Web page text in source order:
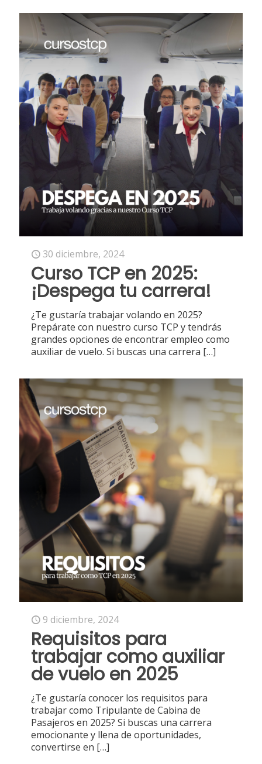
30 diciembre, 2024
Curso TCP en 2025:
¡Despega tu carrera!
¿Te gustaría trabajar volando en 2025?
Prepárate con nuestro curso TCP y tendrás
grandes opciones de encontrar empleo como
auxiliar de vuelo. Si buscas una carrera […]
9 diciembre, 2024
Requisitos para
trabajar como auxiliar
de vuelo en 2025
¿Te gustaría conocer los requisitos para
trabajar como Tripulante de Cabina de
Pasajeros en 2025? Si buscas una carrera
emocionante y llena de oportunidades,
convertirse en […]